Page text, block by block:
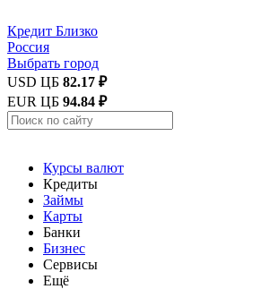
Кредит Близко
Россия
Выбрать город
USD ЦБ 82.17 ₽
EUR ЦБ 94.84 ₽
Курсы валют
Кредиты
Займы
Карты
Банки
Бизнес
Сервисы
Ещё